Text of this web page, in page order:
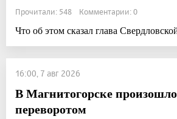
Прочитали: 548 Комментарии: 0
Что об этом сказал глава
16:00, 7 авг 2026
В Магнитогорске
переворотом